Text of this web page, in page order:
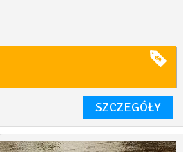
SZCZEGÓŁY